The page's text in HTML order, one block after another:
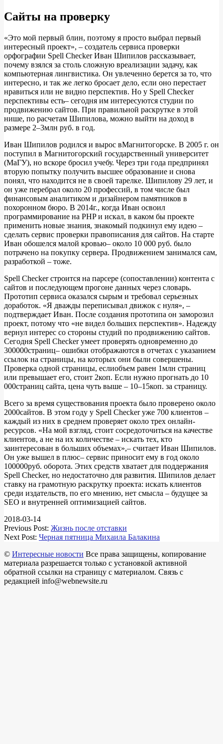
Сайты на проверку
«Это мой первый блин, поэтому я просто выбрал первый
интересный проект», – создатель сервиса проверки
орфографии Spell Checker Иван Шипилов рассказывает,
почему взялся за столь сложную вреализации задачу, как
компьютерная лингвистика. Он увлеченно берется за то, что
интересно, и так же легко бросает дело, если оно перестает
нравиться или не видно перспектив. Но у Spell Checker
перспективы есть– сегодня им интересуются студии по
продвижению сайтов. При правильной раскрутке в этой
нише, по расчетам Шипилова, можно выйти на доход в
размере 2–3млн руб. в год.
Иван Шипилов родился и вырос вМагнитогорске. В 2005 г. он
поступил в Магнитогорский государственный университет
(МаГУ), но вскоре бросил учебу. Через три года предпринял
вторую попытку получить высшее образование и снова
понял, что находится не в своей тарелке. Шипилову 29 лет, и
он уже перебрал около 20 профессий, в том числе был
финансовым аналитиком и дизайнером памятников в
похоронном бюро. В 2014г., когда Иван освоил
программирование на PHP и искал, в каком бы проекте
применить новые знания, знакомый подкинул ему идею –
сделать сервис проверки правописания для сайтов. На старте
Иван обошелся малой кровью– около 10 000 руб. было
потрачено на покупку сервера. Продвижением занимался сам,
разработкой – тоже.
Spell Checker строится на парсере (сопоставлении) контента с
сайтов и последующем прогоне данных через словарь.
Прототип сервиса оказался сырым и требовал серьезных
доработок. «Я дважды переписывал движок с нуля», –
подтверждает Иван. После создания прототипа он заморозил
проект, потому что «не видел больших перспектив». Надежду
вернул интерес со стороны студий по продвижению сайтов.
Сегодня Spell Checker умеет проверять одновременно до
300000страниц– ошибки отображаются в отчетах с указанием
ссылок на страницы, на которых они были совершены.
Проверка одной страницы, еслиобъем равен 1млн страниц
или превышает его, стоит 2коп. Если нужно прогнать до 10
000страниц сайта, цена чуть выше – 10–15коп. за страницу.
Всего за время существования проекта было проверено около
2000сайтов. В этом году у Spell Checker уже 700 клиентов –
каждый из них в среднем проверяет около трех онлайн-
ресурсов. «На мой взгляд, стоит сосредоточиться на качестве
клиентов, а не на их количестве – искать тех, кто
заинтересован в больших объемах»,– считает Иван Шипилов.
Он уже вышел в плюс– сервис приносит ему в год около
100000руб. оборота. Этих средств хватает для поддержания
Spell Checker, но недостаточно для развития. Шипилов делает
ставку на грамотную раскрутку проекта: искать клиентов
среди издательств, по его мнению, нет смысла – будущее за
SEO и внутренней оптимизацией сайтов.
2018-03-14
Previous Post: Жизнь после отставки
Next Post: Черная пятница Михаила Балакина
© Интересные новости Все права защищены, копирование
материала разрешается только с установкой активной
обратной ссылки на страницу с материалом. Связь с
редакцией info@webnewsite.ru